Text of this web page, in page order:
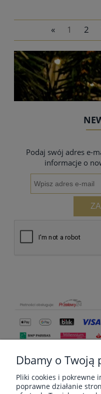
« 1 2
Podaj swój adres e-
informacje o
Dbamy o Twoją
Pliki cookies i pokrewne
poprawne działanie